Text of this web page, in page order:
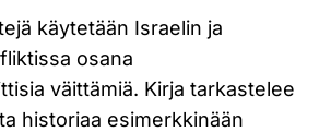
käytetään Israelin ja
osana
väittämiä. Kirja tarkastelee
historiaa esimerkkinään